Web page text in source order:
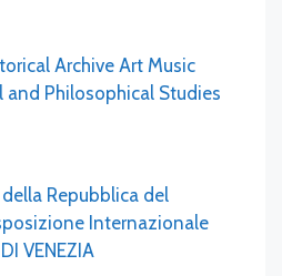
Archive Art Music
and Philosophical Studies
Repubblica del
Internazionale
VENEZIA